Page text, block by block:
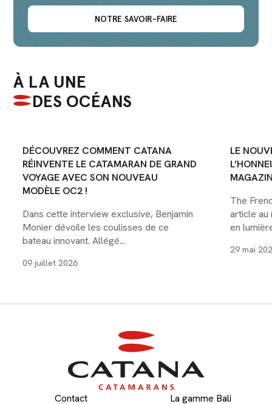
NOTRE SAVOIR-FAIRE
À LA UNE
DES OCÉANS
CATÉGORIE :
CATANA CATAMARANS
DÉCOUVREZ COMMENT CATANA
RÉINVENTE LE CATAMARAN DE GRAND
VOYAGE AVEC SON NOUVEAU
MODÈLE OC2 !
Dans cette interview exclusive, Benjamin
Monier dévoile les coulisses de ce
bateau innovant. Allégé...
09 juillet 2026
LE
The
article au
en
29 mai
Contact La gamme Bali